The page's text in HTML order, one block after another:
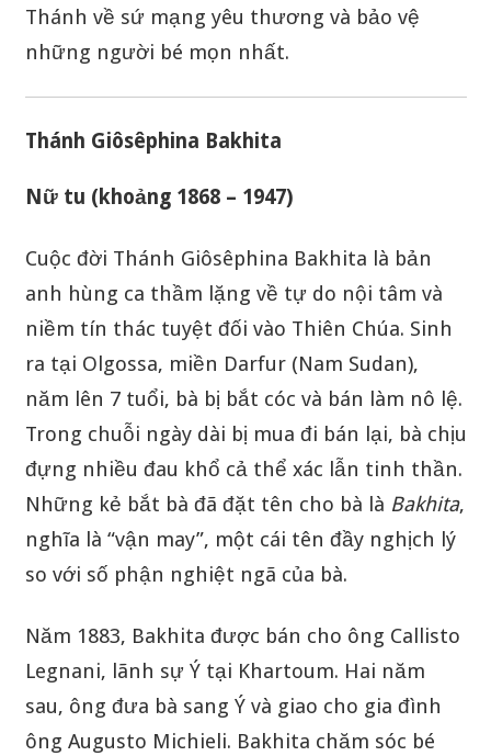
Thánh về sứ mạng yêu thương và bảo vệ
những người bé mọn nhất.
Thánh Giôsêphina Bakhita
Nữ tu (khoảng 1868 – 1947)
Cuộc đời Thánh Giôsêphina Bakhita là bản
anh hùng ca thầm lặng về tự do nội tâm và
niềm tín thác tuyệt đối vào Thiên Chúa. Sinh
ra tại Olgossa, miền Darfur (Nam Sudan),
năm lên 7 tuổi, bà bị bắt cóc và bán làm nô lệ.
Trong chuỗi ngày dài bị mua đi bán lại, bà chịu
đựng nhiều đau khổ cả thể xác lẫn tinh thần.
Những kẻ bắt bà đã đặt tên cho bà là Bakhita,
nghĩa là “vận may”, một cái tên đầy nghịch lý
so với số phận nghiệt ngã của bà.
Năm 1883, Bakhita được bán cho ông Callisto
Legnani, lãnh sự Ý tại Khartoum. Hai năm
sau, ông đưa bà sang Ý và giao cho gia đình
ông Augusto Michieli. Bakhita chăm sóc bé